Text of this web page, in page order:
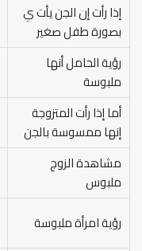
إذا رأت إن الجن يأت ي
بصورة طفل صغير
رؤية الحامل أنها
ملبوسة
أما إذا رأت المتزوجة
إنها ممسوسة بالجن
مشاهدة الزوج
ملبوس
رؤية امرأة ملبوسة